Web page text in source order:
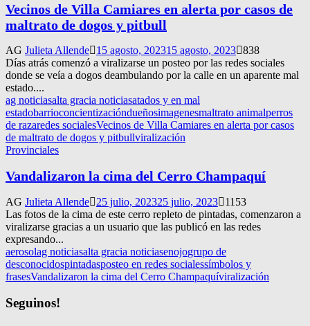
Vecinos de Villa Camiares en alerta por casos de
maltrato de dogos y pitbull
AG Julieta Allende 15 agosto, 202315 agosto, 2023 838
Días atrás comenzó a viralizarse un posteo por las redes sociales
donde se veía a dogos deambulando por la calle en un aparente mal
estado....
ag noticiasalta gracia noticiasatados y en mal
estadobarrioconcientizacióndueñosimagenesmaltrato animalperros
de razaredes socialesVecinos de Villa Camiares en alerta por casos
de maltrato de dogos y pitbullviralización
Provinciales
Vandalizaron la cima del Cerro Champaquí
AG Julieta Allende 25 julio, 202325 julio, 2023
1153
Las fotos de la cima de este cerro repleto de pintadas, comenzaron a
viralizarse gracias a un usuario que las publicó en las redes
expresando...
aerosolag noticiasalta gracia noticiasenojogrupo de
desconocidospintadasposteo en redes socialessímbolos y
frasesVandalizaron la cima del Cerro Champaquíviralización
Seguinos!